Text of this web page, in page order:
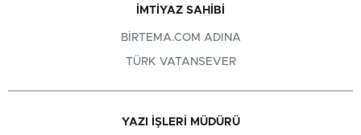
İMTIYAZ SAHIBI
BIRTEMA.COM ADINA
TÜRK VATANSEVER
YAZI İŞLERI MÜDÜRÜ